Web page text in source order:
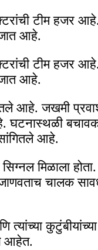
टीम हजर आहे.
जात आहे.
टीम हजर आहे.
जात आहे.
आहे. जखमी
घटनास्थळी
सांगितले आहे.
मिळाला होता.
चालक
आहेत.